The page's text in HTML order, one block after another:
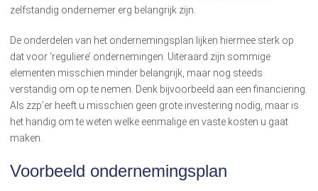
zelfstandig ondernemer erg belangrijk zijn.
De onderdelen van het ondernemingsplan lijken hiermee sterk op
dat voor ‘reguliere’ ondernemingen. Uiteraard zijn sommige
elementen misschien minder belangrijk, maar nog steeds
verstandig om op te nemen. Denk bijvoorbeeld aan een financiering.
Als zzp’er heeft u misschien geen grote investering nodig, maar is
het handig om te weten welke eenmalige en vaste kosten u gaat
maken.
Voorbeeld ondernemingsplan